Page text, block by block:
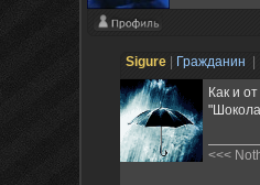
Sigure Гражданин
Как и
<<<